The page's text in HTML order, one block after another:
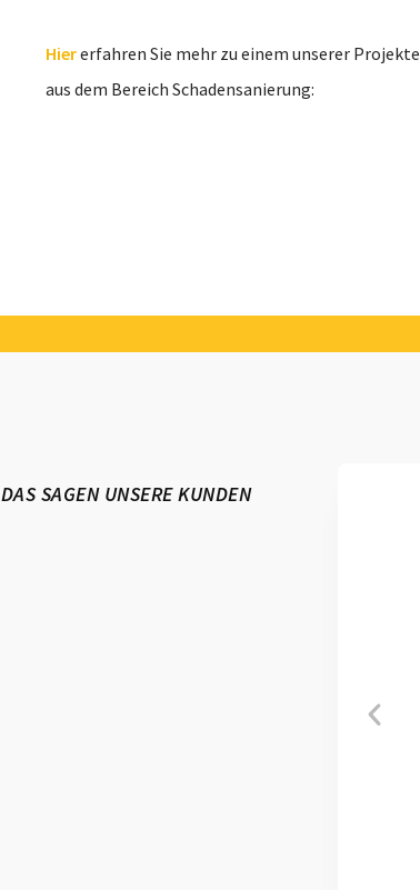
Hiererfahren Sie mehr zu einem unserer Projekte
aus dem Bereich Schadensanierung:
DAS SAGEN UNSERE KUNDEN